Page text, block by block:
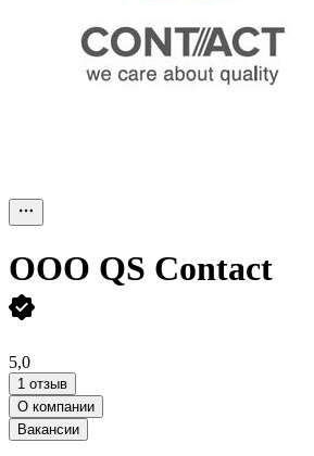
ООО QS Contact
5,0
1 отзыв
О компании
Вакансии